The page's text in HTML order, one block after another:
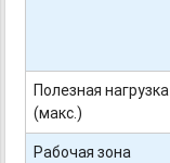
Полезная нагрузка
(макс.)
Рабочая зона